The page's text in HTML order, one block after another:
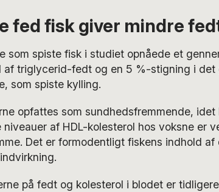
fed fisk giver mindre
som spiste fisk i studiet opnåede et
af triglycerid-fedt og en 5 %-stigning i det
som spiste kylling.
opfattes som sundhedsfremmende,
niveauer af HDL-kolesterol hos voksne er
Det er formodentligt fiskens indhold
på fedt og kolesterol i blodet er